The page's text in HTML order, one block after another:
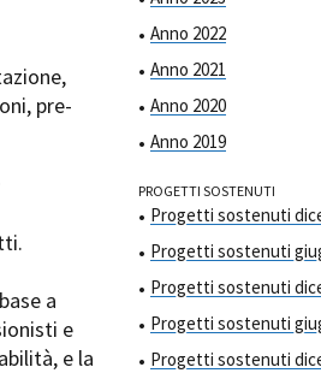
pre-
a
e
e la
Anno 2022
Anno 2021
Anno 2020
Anno 2019
PROGETTI SOSTENUTI
Progetti sostenuti
Progetti sostenuti
Progetti sostenuti
Progetti sostenuti
Progetti sostenuti